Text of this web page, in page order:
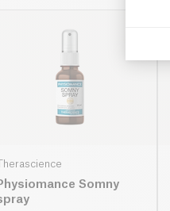
Somny